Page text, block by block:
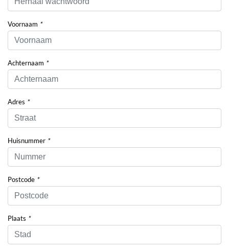
Voornaam *
Achternaam *
Adres *
Huisnummer *
Postcode *
Plaats *